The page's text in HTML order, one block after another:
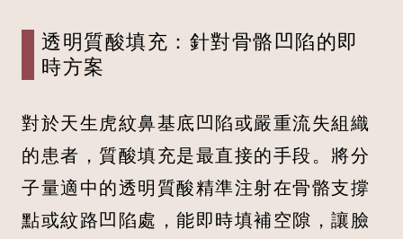
透明質酸填充：針對骨骼凹陷的即
時方案
對於天生虎紋鼻基底凹陷或嚴重流失組織
的患者，質酸填充是最直接的手段。將分
子量適中的透明質酸精準注射在骨骼支撐
點或紋路凹陷處，能即時填補空隙，讓臉